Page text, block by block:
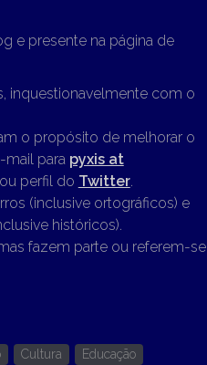
e presente na página de
inquestionavelmente com o
o propósito de melhorar o
mail para pyxis at
perfil do Twitter.
(inclusive ortográficos) e
históricos).
fazem parte ou referem-se
Cultura Educação